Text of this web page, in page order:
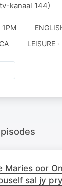
kanaal 144)
1PM
LEISURE
Maries oor
sal jy